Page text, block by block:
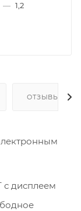
— 1,2
ОТЗЫВЫ
с дисплеем